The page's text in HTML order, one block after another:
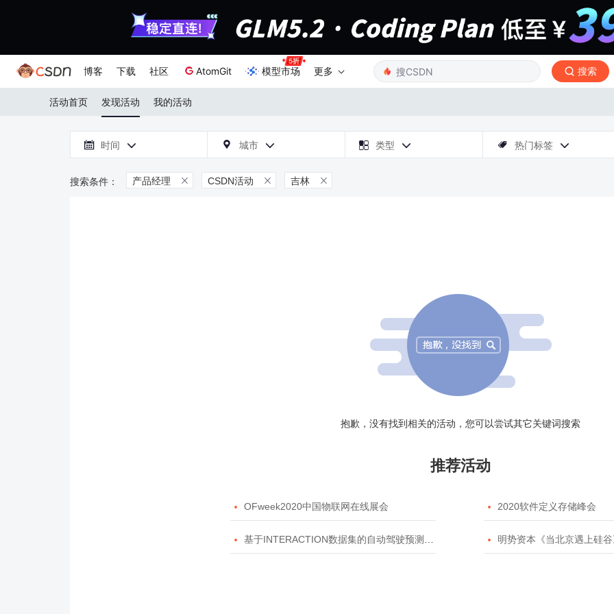
博客 下载 社区 AtomGit 模型市场 更多 搜索
活动首页 发现活动 我的活动
 时间   城市   类型   热门标签 
产品经理  CSDN活动  吉林 
抱歉，没有找到相关的活动，您可以尝试其它关键词搜索
推荐活动
 OFweek2020中国物联网在线展会  2020软件定义存储峰会
 基于INTERACTION数据集的自动驾驶预测模型挑战赛  明势资本《当北京遇上硅谷》系列